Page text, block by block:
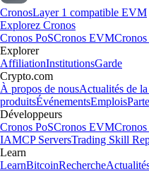
CronosLayer 1 compatible EVM
Explorez Cronos
Cronos PoSCronos EVM
Explorer
AffiliationInstitutionsGarde
Crypto.com
À propos de nousActualités de
produitsÉvénementsEmplois
Développeurs
Cronos PoSCronos EVM
IAMCP ServersTrading Skill
Learn
LearnBitcoinRecherche